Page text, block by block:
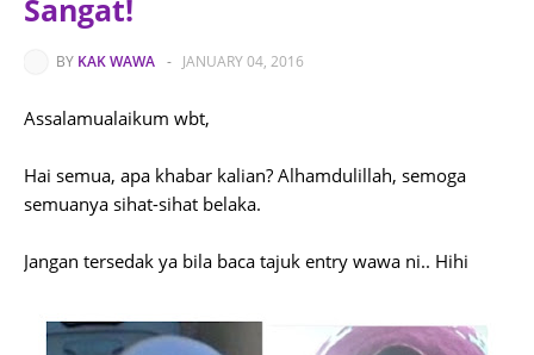
Sangat!
BY KAK WAWA - JANUARY 04, 2016
Assalamualaikum wbt,
Hai semua, apa khabar kalian? Alhamdulillah, semoga
semuanya sihat-sihat belaka.
Jangan tersedak ya bila baca tajuk entry wawa ni.. Hihi